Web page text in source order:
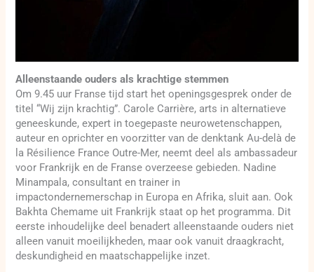
Alleenstaande ouders als krachtige stemmen
Om 9.45 uur Franse tijd start het openingsgesprek onder de
titel “Wij zijn krachtig”. Carole Carrière, arts in alternatieve
geneeskunde, expert in toegepaste neurowetenschappen,
auteur en oprichter en voorzitter van de denktank Au-delà de
la Résilience France Outre-Mer, neemt deel als ambassadeur
voor Frankrijk en de Franse overzeese gebieden. Nadine
Minampala, consultant en trainer in
impactondernemerschap in Europa en Afrika, sluit aan. Ook
Bakhta Chemame uit Frankrijk staat op het programma. Dit
eerste inhoudelijke deel benadert alleenstaande ouders niet
alleen vanuit moeilijkheden, maar ook vanuit draagkracht,
deskundigheid en maatschappelijke inzet.